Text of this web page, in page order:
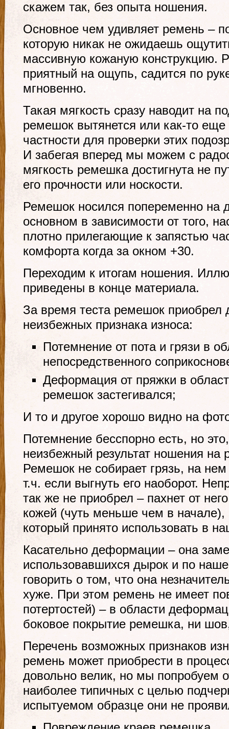
скажем так, без опыта ношения.
Основное чем удивляет ремень –
которую никак не ожидаешь
массивную кожаную конструкцию.
приятный на ощупь, садится по
мгновенно.
Такая мягкость сразу наводит на
ремешок вытянется или как-то
частности для проверки этих
И забегая вперед мы можем с
мягкость ремешка достигнута не
его прочности или носкости.
Ремешок носился попеременно на
основном в зависимости от того,
плотно прилегающие к запястью
комфорта когда за окном +30.
Переходим к итогам ношения.
приведены в конце материала.
За время теста ремешок
неизбежных признака износа:
Потемнение от пота и грязи в
непосредственного
Деформация от пряжки в
ремешок застегивался;
И то и другое хорошо видно на
Потемнение бесспорно есть, но
неизбежный результат ношения на
Ремешок не собирает грязь, на
т.ч. если выгнуть его наоборот.
так же не приобрел – пахнет от
кожей (чуть меньше чем в
который принято использовать в
Касательно деформации – она
использовавшихся дырок и по
говорить о том, что она
хуже. При этом ремень не имеет
потертостей) – в области
боковое покрытие ремешка, ни
Перечень возможных признаков
ремень может приобрести в
довольно велик, но мы попробуем
наиболее типичных с целью
испытуемом образце они не